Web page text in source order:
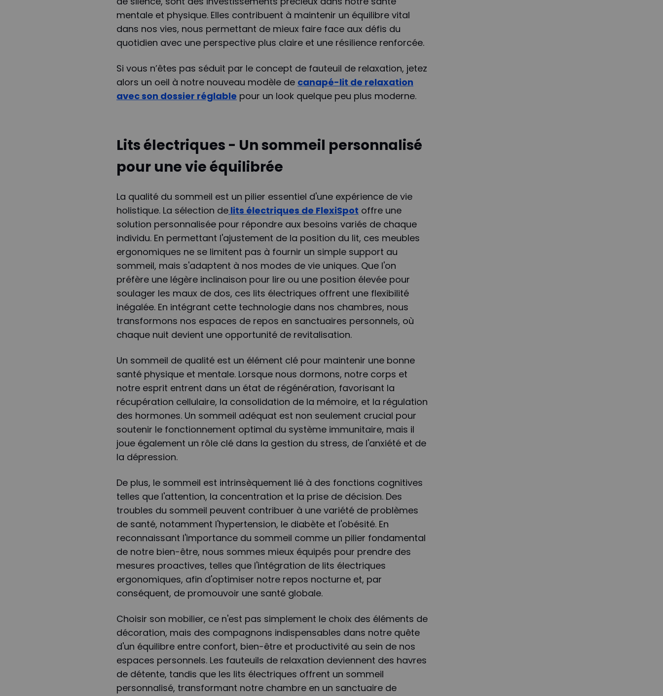
mentale et physique. Elles contribuent à maintenir un équilibre vital
dans nos vies, nous permettant de mieux faire face aux défis du
quotidien avec une perspective plus claire et une résilience renforcée.
Si vous n’êtes pas séduit par le concept de fauteuil de relaxation, jetez
alors un oeil à notre nouveau modèle de canapé-lit de relaxation
avec son dossier réglable pour un look quelque peu plus moderne.
Lits électriques - Un sommeil personnalisé
pour une vie équilibrée
La qualité du sommeil est un pilier essentiel d'une expérience de vie
holistique. La sélection de lits électriques de FlexiSpot offre une
solution personnalisée pour répondre aux besoins variés de chaque
individu. En permettant l'ajustement de la position du lit, ces meubles
ergonomiques ne se limitent pas à fournir un simple support au
sommeil, mais s'adaptent à nos modes de vie uniques. Que l'on
préfère une légère inclinaison pour lire ou une position élevée pour
soulager les maux de dos, ces lits électriques offrent une flexibilité
inégalée. En intégrant cette technologie dans nos chambres, nous
transformons nos espaces de repos en sanctuaires personnels, où
chaque nuit devient une opportunité de revitalisation.
Un sommeil de qualité est un élément clé pour maintenir une bonne
santé physique et mentale. Lorsque nous dormons, notre corps et
notre esprit entrent dans un état de régénération, favorisant la
récupération cellulaire, la consolidation de la mémoire, et la régulation
des hormones. Un sommeil adéquat est non seulement crucial pour
soutenir le fonctionnement optimal du système immunitaire, mais il
joue également un rôle clé dans la gestion du stress, de l'anxiété et de
la dépression.
De plus, le sommeil est intrinsèquement lié à des fonctions cognitives
telles que l'attention, la concentration et la prise de décision. Des
troubles du sommeil peuvent contribuer à une variété de problèmes
de santé, notamment l'hypertension, le diabète et l'obésité. En
reconnaissant l'importance du sommeil comme un pilier fondamental
de notre bien-être, nous sommes mieux équipés pour prendre des
mesures proactives, telles que l'intégration de lits électriques
ergonomiques, afin d'optimiser notre repos nocturne et, par
conséquent, de promouvoir une santé globale.
Choisir son mobilier, ce n'est pas simplement le choix des éléments de
décoration, mais des compagnons indispensables dans notre quête
d'un équilibre entre confort, bien-être et productivité au sein de nos
espaces personnels. Les fauteuils de relaxation deviennent des havres
de détente, tandis que les lits électriques offrent un sommeil
personnalisé, transformant notre chambre en un sanctuaire de